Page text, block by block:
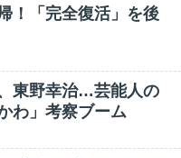
！「完全復活」を後
東野幸治…芸能人の
わ」考察ブーム